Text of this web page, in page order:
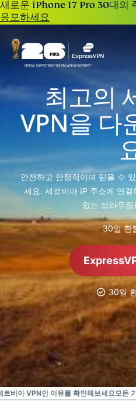
새로운 iPhone 17 Pro 30대의
응모하세요
최고의
VPN을 다
안전하고 안정적이며 믿을 수
세요. 세르비아 IP 주소에 연
없는 브라우
30일 환
30일
가장 신뢰
최고의 세
르비아 VPN인 이유를 확인해보세요모든